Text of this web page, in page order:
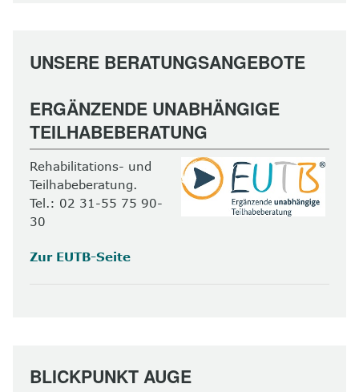
UNSERE BERATUNGSANGEBOTE
ERGÄNZENDE UNABHÄNGIGE
TEILHABEBERATUNG
Rehabilitations- und
Teilhabeberatung.
Tel.: 02 31-55 75 90-
30
Zur EUTB-Seite
BLICKPUNKT AUGE